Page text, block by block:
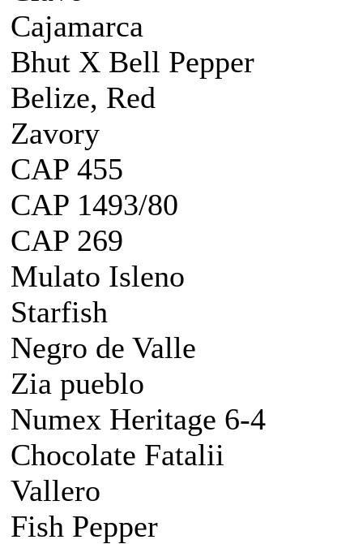
Cajamarca
Bhut X Bell Pepper
Belize, Red
Zavory
CAP 455
CAP 1493/80
CAP 269
Mulato Isleno
Starfish
Negro de Valle
Zia pueblo
Numex Heritage 6-4
Chocolate Fatalii
Vallero
Fish Pepper